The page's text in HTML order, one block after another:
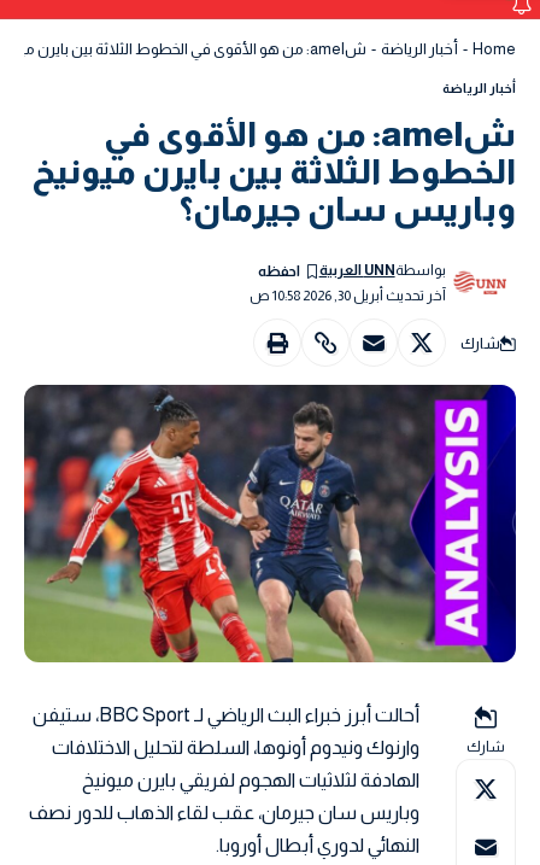
Home أخبار الرياضة شamel: من هو الأقوى في الخطوط الثلاثة بين بايرن ميونيخ وباريس سان جيرمان؟
أخبار الرياضة
شamel: من هو الأقوى في
الخطوط الثلاثة بين بايرن ميونيخ
وباريس سان جيرمان؟
آخر تحديث أبريل 30, 2026 10:58 ص
بواسطةUNN العربية
شارك
شارك
أحالت أبرز خبراء البث الرياضي لـ BBC Sport، ستيفن
وارنوك ونيدوم أونوها، السلطة لتحليل الاختلافات
الهادفة لثلاثيات الهجوم لفريقي بايرن ميونيخ
وباريس سان جيرمان، عقب لقاء الذهاب للدور نصف
النهائي لدوري أبطال أوروبا.